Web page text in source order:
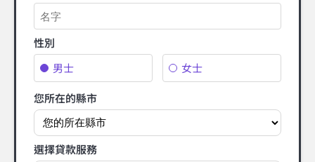
性別
男士
女士
您所在的縣市
選擇貸款服務